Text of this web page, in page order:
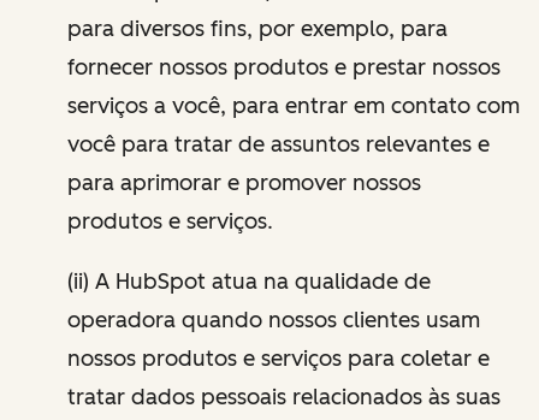
para diversos fins, por exemplo, para
fornecer nossos produtos e prestar nossos
serviços a você, para entrar em contato com
você para tratar de assuntos relevantes e
para aprimorar e promover nossos
produtos e serviços.
(ii) A HubSpot atua na qualidade de
operadora quando nossos clientes usam
nossos produtos e serviços para coletar e
tratar dados pessoais relacionados às suas